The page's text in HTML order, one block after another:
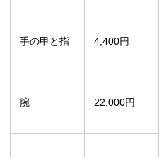
手の甲と指 4,400円
腕 22,000円